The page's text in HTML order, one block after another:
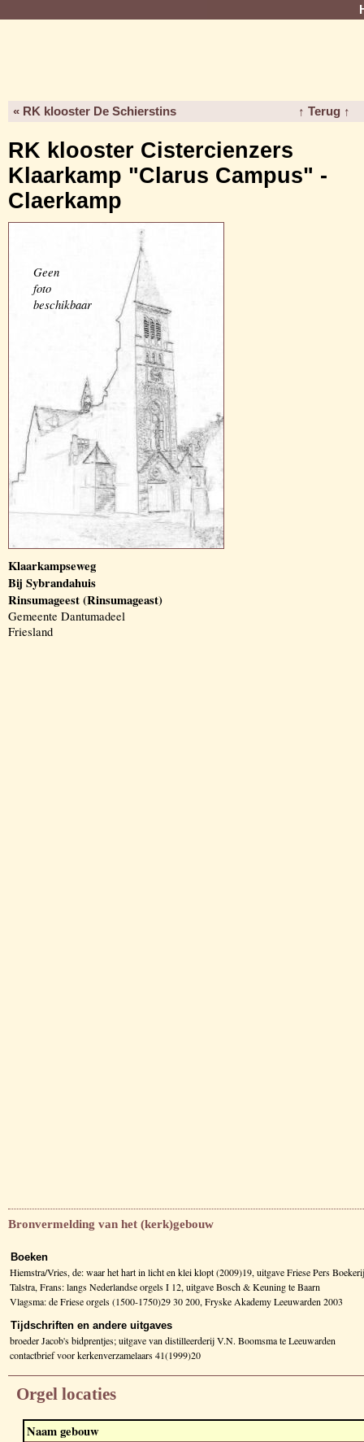
« RK klooster De Schierstins ↑ Terug ↑
RK klooster Cistercienzers
Klaarkamp "Clarus Campus" -
Claerkamp
Geen
foto
beschikbaar
Klaarkampseweg
Bij Sybrandahuis
Rinsumageest (Rinsumageast)
Gemeente Dantumadeel
Friesland
Bronvermelding van het (kerk)gebouw
Boeken
Hiemstra/Vries, de: waar het hart in licht en klei klopt (2009)19, uitgave Friese Pers
Talstra, Frans: langs Nederlandse orgels I 12, uitgave Bosch & Keuning te Baarn
Vlagsma: de Friese orgels (1500-1750)29 30 200, Fryske Akademy Leeuwarden 2003
Tijdschriften en andere uitgaves
broeder Jacob's bidprentjes; uitgave van distilleerderij V.N. Boomsma te Leeuwarden
contactbrief voor kerkenverzamelaars 41(1999)20
Orgel locaties
Naam gebouw